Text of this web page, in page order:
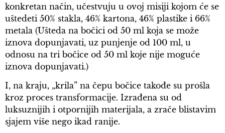
konkretan način, učestvuju u ovoj misiji kojom će se
uštedeti 50% stakla, 46% kartona, 46% plastike i 66%
metala (Ušteda na bočici od 50 ml koja se može
iznova dopunjavati, uz punjenje od 100 ml, u
odnosu na tri bočice od 50 ml koje nije moguće
iznova dopunjavati.)
I, na kraju, „krila” na čepu bočice takođe su prošla
kroz proces transformacije. Izrađena su od
luksuznijih i otpornijih materijala, a zrače blistavim
sjajem više nego ikad ranije.